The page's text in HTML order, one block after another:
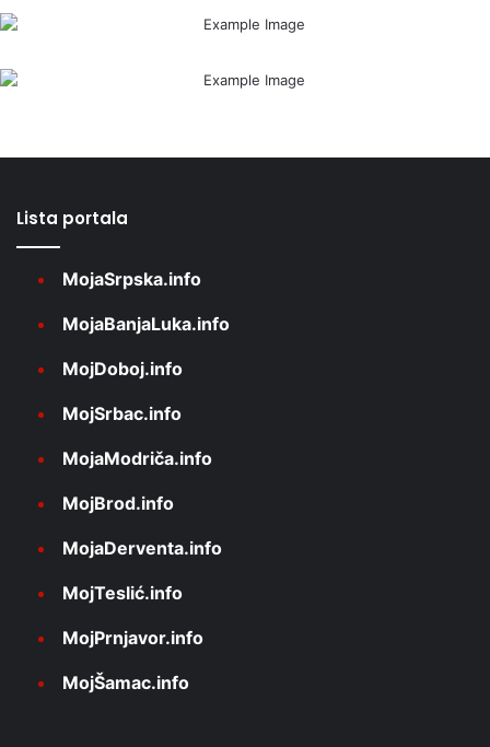
Lista portala
MojaSrpska.info
MojaBanjaLuka.info
MojDoboj.info
MojSrbac.info
MojaModriča.info
MojBrod.info
MojaDerventa.info
MojTeslić.info
MojPrnjavor.info
MojŠamac.info